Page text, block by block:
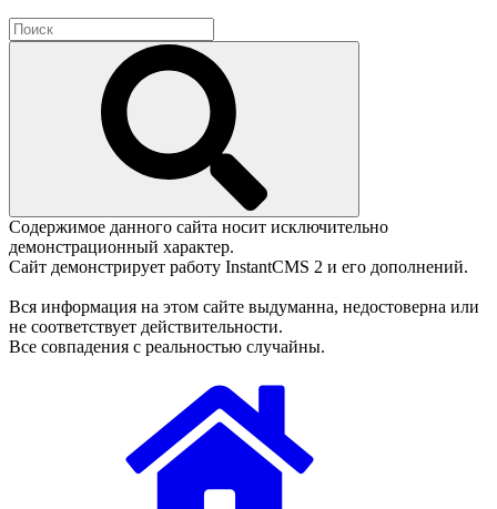
Содержимое данного сайта носит исключительно
демонстрационный характер.
Сайт демонстрирует работу InstantCMS 2 и его дополнений.
Вся информация на этом сайте выдуманна, недостоверна или
не соответствует действительности.
Все совпадения с реальностью случайны.